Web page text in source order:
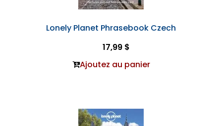
Lonely Planet Phrasebook Czech
17,99 $
Ajoutez au panier